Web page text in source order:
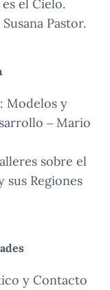
el Cielo.
Pastor.
Modelos y
– Mario
sobre el
Regiones
y Contacto